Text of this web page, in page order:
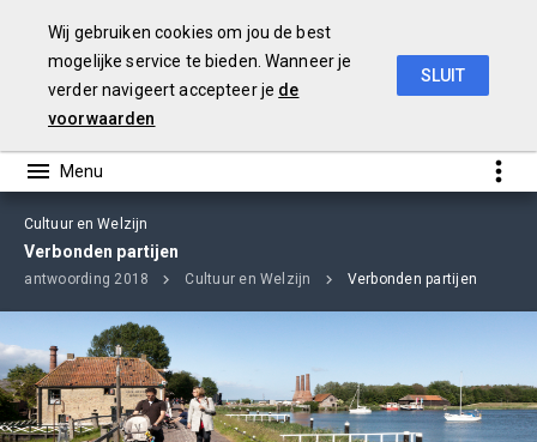
Cultuur en Welzijn
Verbonden partijen
2018 Cultuur en Welzijn Verbonden partijen
Wij gebruiken cookies om jou de best
mogelijke service te bieden. Wanneer je
verder navigeert accepteer je de
voorwaarden
SLUIT